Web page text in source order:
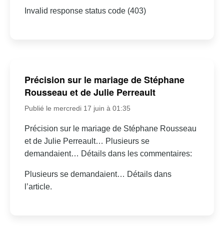
Invalid response status code (403)
Précision sur le mariage de Stéphane
Rousseau et de Julie Perreault
Publié le mercredi 17 juin à 01:35
Précision sur le mariage de Stéphane Rousseau
et de Julie Perreault… Plusieurs se
demandaient… Détails dans les commentaires:
Plusieurs se demandaient… Détails dans
l’article.